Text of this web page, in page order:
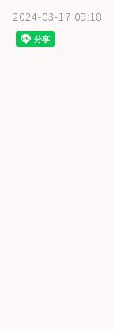
2024-03-17 09:18